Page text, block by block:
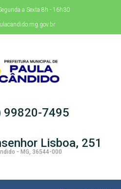
a Sexta 8h - 16h30
99820-7495
Lisboa, 251
- MG, 36544-000